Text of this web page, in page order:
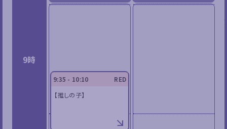
9時
9:35 - 10:10
RED
【推しの子】